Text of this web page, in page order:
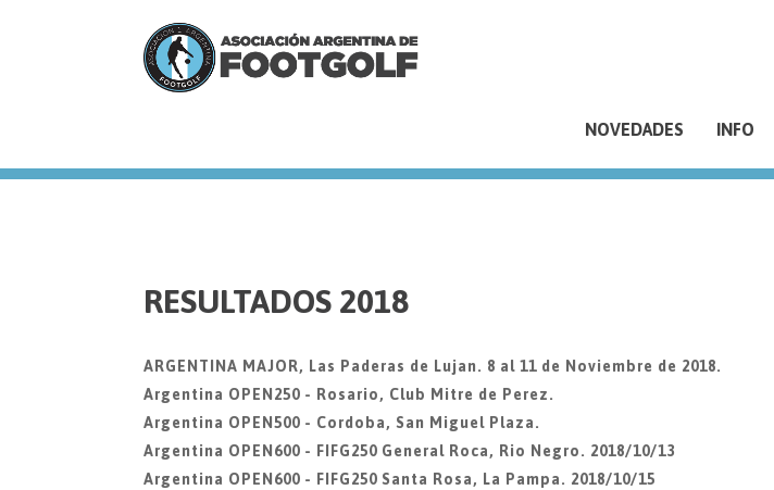
we
NOVEDADES INFO
RESULTADOS 2018
ARGENTINA MAJOR, Las Paderas de Lujan. 8 al 11 de Noviembre de 2018.
Argentina OPEN250 - Rosario, Club Mitre de Perez.
Argentina OPEN500 - Cordoba, San Miguel Plaza.
Argentina OPEN600 - FIFG250 General Roca, Rio Negro. 2018/10/13
Argentina OPEN600 - FIFG250 Santa Rosa, La Pampa. 2018/10/15